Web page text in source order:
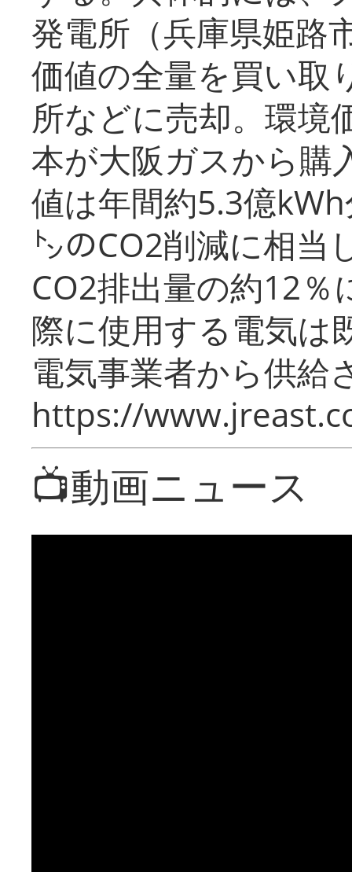
発電所（兵庫県姫路
価値の全量を買い取
所などに売却。環境
本が大阪ガスから購
値は年間約5.3億
㌧のCO2削減に相当
CO2排出量の約12％
際に使用する電気は
電気事業者から供給
https://
📺動画ニュース